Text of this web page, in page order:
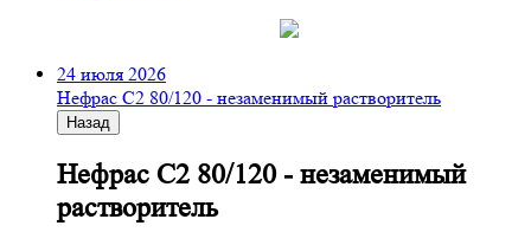
24 июля 2026
Нефрас С2 80/120 - незаменимый растворитель
Назад
Нефрас С2 80/120 - незаменимый
растворитель